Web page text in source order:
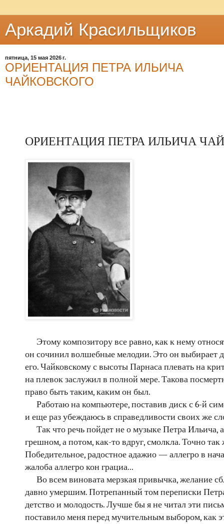
Аркадий Красильщиков
пятница, 15 мая 2026 г.
ОРИЕНТАЦИЯ ПЕТРА ИЛЬИЧА
ЧАЙКОВСКОГО
ОРИЕНТАЦИЯ ПЕТРА ИЛЬИЧА
Этому композитору все равно, как к нему
он сочинил волшебные мелодии. Это он выбирает
его. Чайковскому с высоты Парнаса плевать на
на плевок заслужил в полной мере. Такова
право быть таким, каким он был.
Работаю на компьютере, поставив диск с 6-й
и еще раз убеждаюсь в справедливости своих же
Так что речь пойдет не о музыке Петра Ильича,
грешном, а потом, как-то вдруг, смолкла. Точно так
Победительное, радостное адажио — аллегро в
жалоба аллегро кон грациа...
Во всем виновата мерзкая привычка, желание
давно умершим. Потрепанный том переписки
детство и молодость. Лучше бы я не читал эти
поставило меня перед мучительным выбором, как